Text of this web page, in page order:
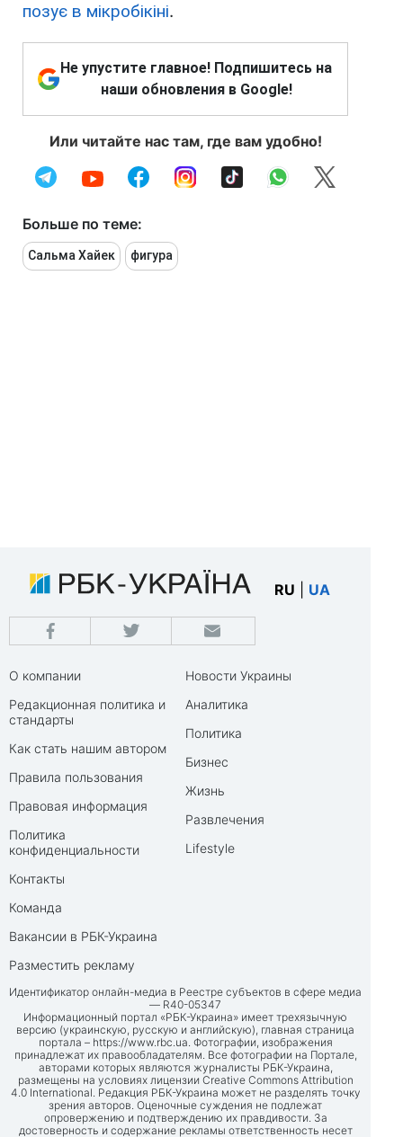
позує в мікробікіні.
Не упустите главное! Подпишитесь на
наши обновления в Google!
Или читайте нас там, где вам удобно!
Больше по теме:
Сальма Хайек фигура
RU UA
О компании
Редакционная политика и
стандарты
Как стать нашим автором
Правила пользования
Правовая информация
Политика
конфиденциальности
Контакты
Команда
Вакансии в РБК-Украина
Разместить рекламу
Новости Украины
Аналитика
Политика
Бизнес
Жизнь
Развлечения
Lifestyle
Идентификатор онлайн-медиа в Реестре субъектов в сфере медиа
— R40-05347
Информационный портал «РБК-Украина» имеет трехязычную
версию (украинскую, русскую и английскую), главная страница
портала – https://www.rbc.ua. Фотографии, изображения
принадлежат их правообладателям. Все фотографии на Портале,
авторами которых являются журналисты РБК-Украина,
размещены на условиях лицензии Creative Commons Attribution
4.0 International. Редакция РБК-Украина может не разделять точку
зрения авторов. Оценочные суждения не подлежат
опровержению и подтверждению их правдивости. За
достоверность и содержание рекламы ответственность несет